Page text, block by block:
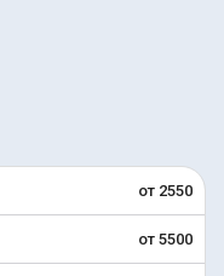
от 2550
от 5500